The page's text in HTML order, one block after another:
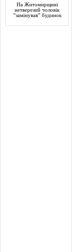
На Житомирщині
нетверезий чоловік
“замінував” будинок